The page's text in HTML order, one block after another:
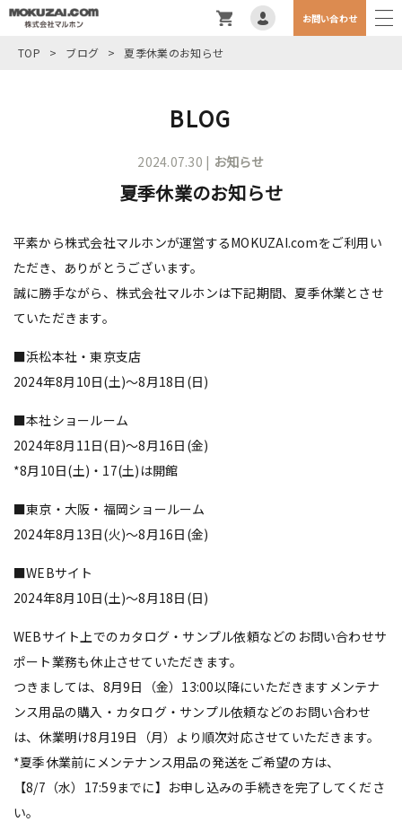
お問い合わせ
TOP > ブログ > 夏季休業のお知らせ
BLOG
2024.07.30 | お知らせ
夏季休業のお知らせ
平素から株式会社マルホンが運営するMOKUZAI.comをご利用い
ただき、ありがとうございます。
誠に勝手ながら、株式会社マルホンは下記期間、夏季休業とさせ
ていただきます。
■浜松本社・東京支店
2024年8月10日(土)～8月18日(日)
■本社ショールーム
2024年8月11日(日)～8月16日(金)
*8月10日(土)・17(土)は開館
■東京・大阪・福岡ショールーム
2024年8月13日(火)～8月16日(金)
■WEBサイト
2024年8月10日(土)～8月18日(日)
WEBサイト上でのカタログ・サンプル依頼などのお問い合わせサ
ポート業務も休止させていただきます。
つきましては、8月9日（金）13:00以降にいただきますメンテナ
ンス用品の購入・カタログ・サンプル依頼などのお問い合わせ
は、休業明け8月19日（月）より順次対応させていただきます。
*夏季休業前にメンテナンス用品の発送をご希望の方は、
【8/7（水）17:59までに】お申し込みの手続きを完了してくださ
い。